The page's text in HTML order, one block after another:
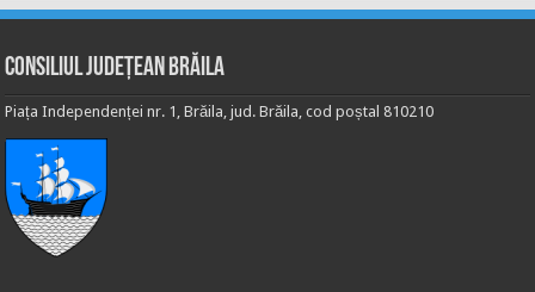
Consiliul Județean Brăila
Piața Independenței nr. 1, Brăila, jud. Brăila, cod poștal 810210